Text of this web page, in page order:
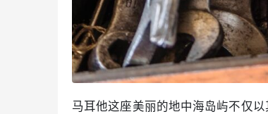
马耳他这座美丽的地中海岛屿不仅